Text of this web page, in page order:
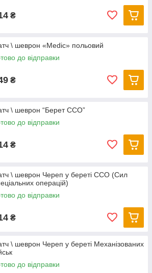
₴
\ шеврон «Medic» польовий
до відправки
₴
\ шеврон “Берет ССО”
до відправки
₴
\ шеврон Череп у береті ССО (Сил
операцій)
до відправки
₴
\ шеврон Череп у береті Механізованих
до відправки